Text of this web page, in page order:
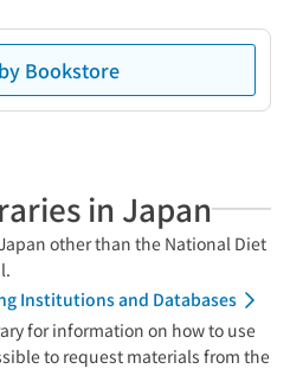
Bookstore
in Japan
other than the National Diet
Institutions and Databases
for information on how to use
to request materials from the